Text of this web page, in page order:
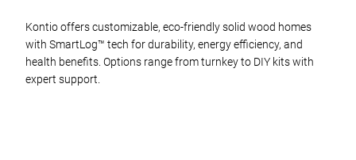
Kontio offers customizable, eco-friendly solid wood homes
with SmartLog™ tech for durability, energy efficiency, and
health benefits. Options range from turnkey to DIY kits with
expert support.